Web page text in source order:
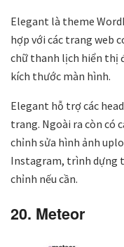
Elegant là theme
hợp với các trang web
chữ thanh lịch hiển thị
kích thước màn hình.
Elegant hỗ trợ các
trang. Ngoài ra còn có
chỉnh sửa hình ảnh
Instagram, trình dựng
chỉnh nếu cần.
20. Meteor